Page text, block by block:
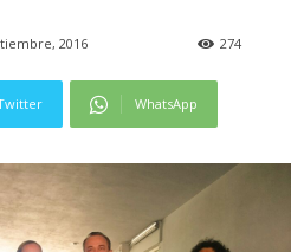
2016 274
WhatsApp